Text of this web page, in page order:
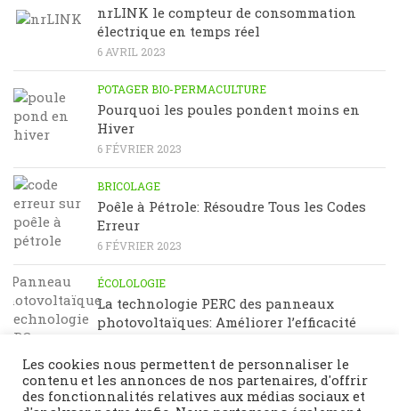
nrLINK le compteur de consommation
électrique en temps réel
6 AVRIL 2023
POTAGER BIO-PERMACULTURE
Pourquoi les poules pondent moins en
Hiver
6 FÉVRIER 2023
BRICOLAGE
Poêle à Pétrole: Résoudre Tous les Codes
Erreur
6 FÉVRIER 2023
ÉCOLOLOGIE
La technologie PERC des panneaux
photovoltaïques: Améliorer l’efficacité
23 JANVIER 2023
Les cookies nous permettent de personnaliser le
contenu et les annonces de nos partenaires, d'offrir
des fonctionnalités relatives aux médias sociaux et